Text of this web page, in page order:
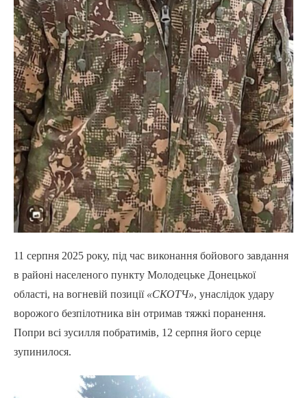
11 серпня 2025 року, під час виконання бойового завдання
в районі населеного пункту Молодецьке Донецької
області, на вогневій позиції «СКОТЧ», унаслідок удару
ворожого безпілотника він отримав тяжкі поранення.
Попри всі зусилля побратимів, 12 серпня його серце
зупинилося.